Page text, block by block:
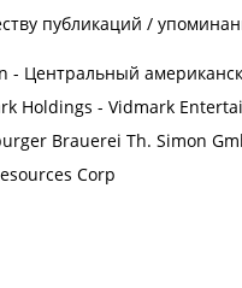
публикаций /
- Центральный
Holdings - Vidmark
Brauerei Th. Simon
Corp